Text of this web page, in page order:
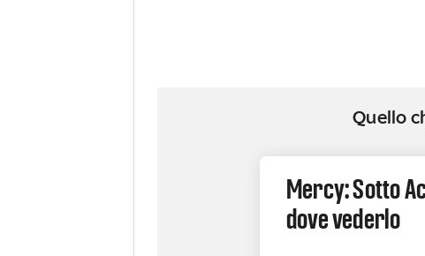
Quello
Mercy: Sotto
dove vederlo